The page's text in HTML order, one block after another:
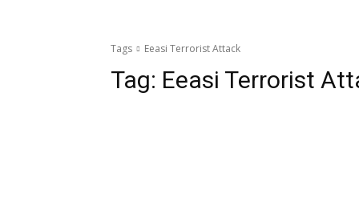
Tags Eeasi Terrorist Attack
Tag: Eeasi Terrorist